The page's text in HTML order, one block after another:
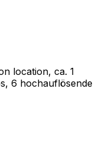
location, ca. 1
6 hochauflösende